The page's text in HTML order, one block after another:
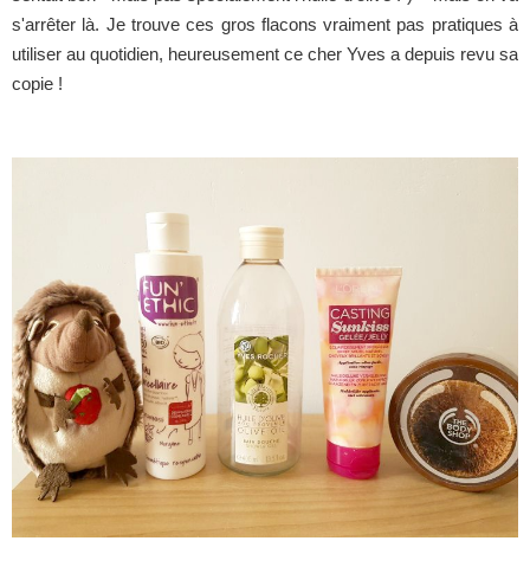
s'arrêter là. Je trouve ces gros flacons vraiment pas pratiques à
utiliser au quotidien, heureusement ce cher Yves a depuis revu sa
copie !